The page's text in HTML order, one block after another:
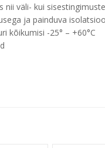
nii väli- kui
ja painduva
kõikumisi -25° – +60°C